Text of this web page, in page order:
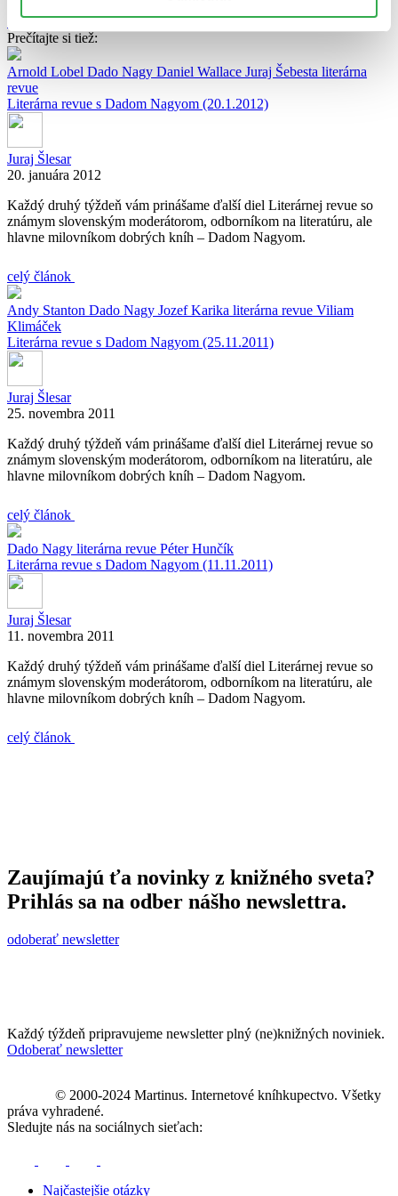
ďalšie články autora
Prečítajte si tiež:
Arnold Lobel Dado Nagy Daniel Wallace Juraj Šebesta literárna
revue
Literárna revue s Dadom Nagyom (20.1.2012)
Juraj Šlesar
20. januára 2012
Každý druhý týždeň vám prinášame ďalší diel Literárnej revue so
známym slovenským moderátorom, odborníkom na literatúru, ale
hlavne milovníkom dobrých kníh – Dadom Nagyom.
celý článok
Andy Stanton Dado Nagy Jozef Karika literárna revue Viliam
Klimáček
Literárna revue s Dadom Nagyom (25.11.2011)
Juraj Šlesar
25. novembra 2011
Každý druhý týždeň vám prinášame ďalší diel Literárnej revue so
známym slovenským moderátorom, odborníkom na literatúru, ale
hlavne milovníkom dobrých kníh – Dadom Nagyom.
celý článok
Dado Nagy literárna revue Péter Hunčík
Literárna revue s Dadom Nagyom (11.11.2011)
Juraj Šlesar
11. novembra 2011
Každý druhý týždeň vám prinášame ďalší diel Literárnej revue so
známym slovenským moderátorom, odborníkom na literatúru, ale
hlavne milovníkom dobrých kníh – Dadom Nagyom.
celý článok
Zaujímajú ťa novinky z knižného sveta?
Prihlás sa na odber nášho newslettra.
odoberať newsletter
Každý týždeň pripravujeme newsletter plný (ne)knižných noviniek.
Odoberať newsletter
© 2000-2024 Martinus. Internetové kníhkupectvo. Všetky
práva vyhradené.
Sledujte nás na sociálnych sieťach:
Najčastejšie otázky